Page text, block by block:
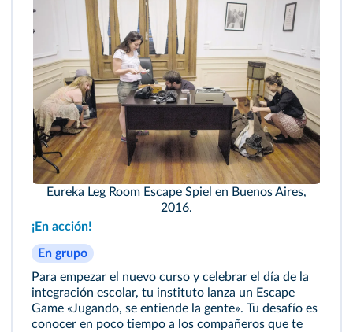
Eureka Leg Room Escape Spiel en Buenos Aires,
2016.
¡En acción!
En grupo
Para empezar el nuevo curso y celebrar el día de la
integración escolar, tu instituto lanza un Escape
Game «Jugando, se entiende la gente». Tu desafío es
conocer en poco tiempo a los compañeros que te